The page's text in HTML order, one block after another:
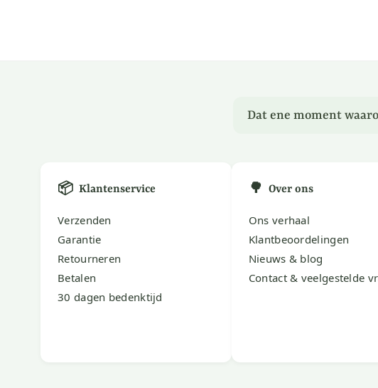
Dat ene moment
📦 Klantenservice
Verzenden
Garantie
Retourneren
Betalen
30 dagen bedenktijd
🌳 Over ons
Ons verhaal
Klantbeoordelingen
Nieuws & blog
Contact & veelgestelde